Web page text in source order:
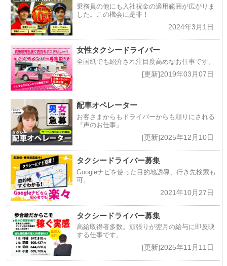
乗務員の他にも入社祝金の適用範囲が広がりま
した。この機会に是非！
2024年3月1日
女性タクシードライバー
全国紙でも紹介され注目度高めなお仕事です。
[更新]2019年03月07日
配車オペレーター
お客さまからもドライバーからも頼りにされる
『声のお仕事』
[更新]2025年12月10日
タクシードライバー募集
Googleナビを使った目的地誘導、行き先検索も
可。
2021年10月27日
タクシードライバー募集
高給取得者多数。頑張りが翌月の給与に即反映
する仕事です。
[更新]2025年11月11日